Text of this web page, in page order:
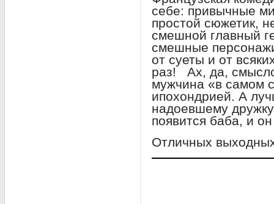
себе: привычные
простой сюжетик,
смешной главный
смешные
от суеты и от
раз! Ах, да,
мужчина «в самом
ипохондрией. А
надоевшему
появится баба, и
Отличных